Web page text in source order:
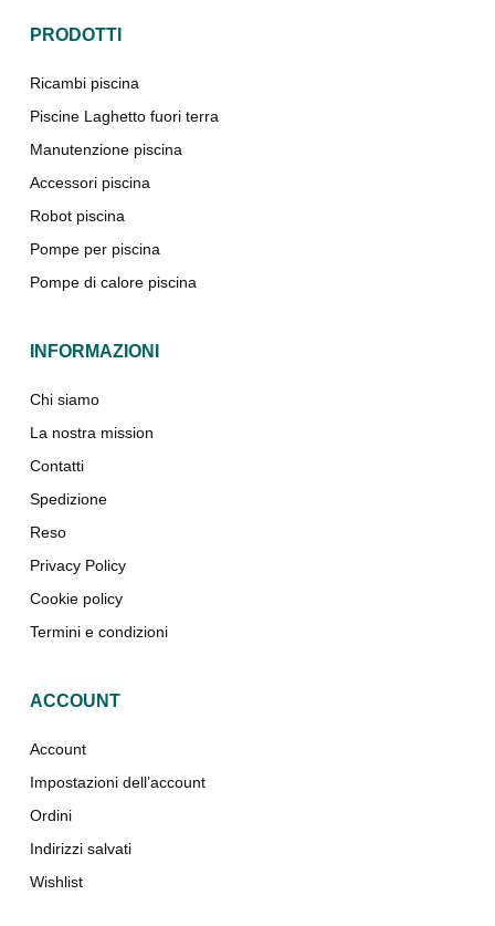
PRODOTTI
Ricambi piscina
Piscine Laghetto fuori terra
Manutenzione piscina
Accessori piscina
Robot piscina
Pompe per piscina
Pompe di calore piscina
INFORMAZIONI
Chi siamo
La nostra mission
Contatti
Spedizione
Reso
Privacy Policy
Cookie policy
Termini e condizioni
ACCOUNT
Account
Impostazioni dell’account
Ordini
Indirizzi salvati
Wishlist